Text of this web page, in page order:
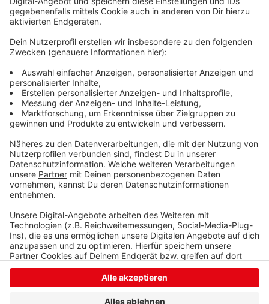
Ranking aber noch Verbesserungsbedarf auf:
Beispielsweise in der weiteren Internationalisierung
das Ranking zum Anlass nehmen, für weitere
Das Hochschulranking wird vom Centrum für
Hochschulentwicklung (CHE) durchgeführt und
umfasst mehr als 300 Universitäten und
Fachhochschulen.
Anzeige
Anzeige